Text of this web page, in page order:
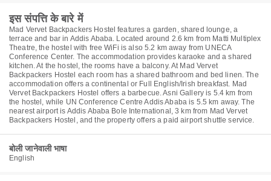
इस संपत्ति के बारे में
Mad Vervet Backpackers Hostel features a garden, shared lounge, a
terrace and bar in Addis Ababa. Located around 2.6 km from Matti Multiplex
Theatre, the hostel with free WiFi is also 5.2 km away from UNECA
Conference Center. The accommodation provides karaoke and a shared
kitchen. At the hostel, the rooms have a balcony. At Mad Vervet
Backpackers Hostel each room has a shared bathroom and bed linen. The
accommodation offers a continental or Full English/Irish breakfast. Mad
Vervet Backpackers Hostel offers a barbecue. Asni Gallery is 5.4 km from
the hostel, while UN Conference Centre Addis Ababa is 5.5 km away. The
nearest airport is Addis Ababa Bole International, 3 km from Mad Vervet
Backpackers Hostel, and the property offers a paid airport shuttle service.
बोली जानेवाली भाषा
English